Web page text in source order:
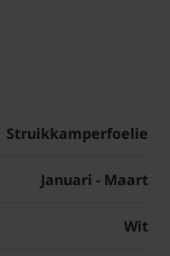
Struikkamperfoelie
Januari - Maart
Wit